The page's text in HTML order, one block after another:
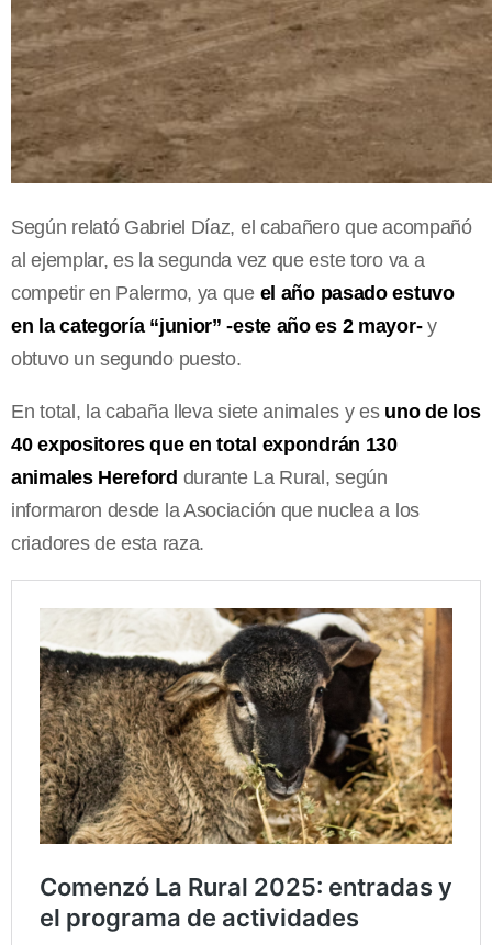
Según relató Gabriel Díaz, el cabañero que acompañó
al ejemplar, es la segunda vez que este toro va a
competir en Palermo, ya que el año pasado estuvo
en la categoría “junior” -este año es 2 mayor-y
obtuvo un segundo puesto.
En total, la cabaña lleva siete animales y es uno de los
40 expositores que en total expondrán 130
animales Hereford durante La Rural, según
informaron desde la Asociación que nuclea a los
criadores de esta raza.